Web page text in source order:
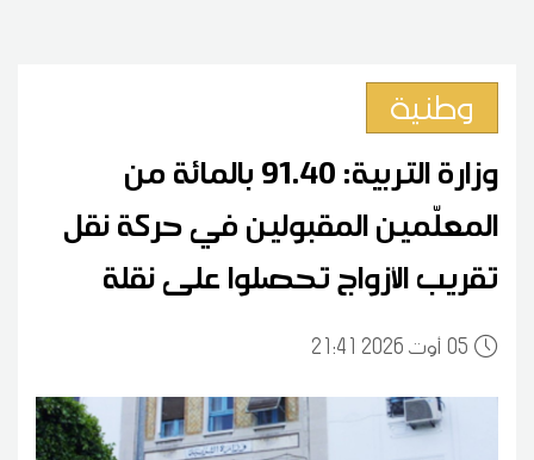
وطنية
وزارة التربية: 91.40 بالمائة من
المعلّمين المقبولين في حركة نقل
تقريب الأزواج تحصلوا على نقلة
0521:41 2026 أوت